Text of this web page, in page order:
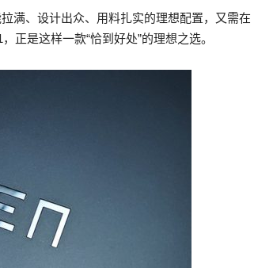
满、设计出众、用料扎实的理想配置，又需在
正是这样一款“恰到好处”的理想之选。